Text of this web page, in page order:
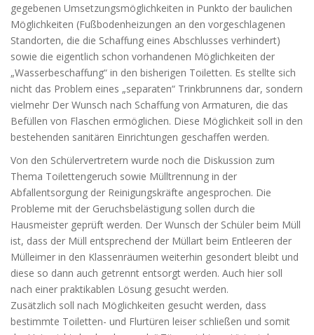
gegebenen Umsetzungsmöglichkeiten in Punkto der baulichen
Möglichkeiten (Fußbodenheizungen an den vorgeschlagenen
Standorten, die die Schaffung eines Abschlusses verhindert)
sowie die eigentlich schon vorhandenen Möglichkeiten der
„Wasserbeschaffung“ in den bisherigen Toiletten. Es stellte sich
nicht das Problem eines „separaten“ Trinkbrunnens dar, sondern
vielmehr Der Wunsch nach Schaffung von Armaturen, die das
Befüllen von Flaschen ermöglichen. Diese Möglichkeit soll in den
bestehenden sanitären Einrichtungen geschaffen werden.
Von den Schülervertretern wurde noch die Diskussion zum
Thema Toilettengeruch sowie Mülltrennung in der
Abfallentsorgung der Reinigungskräfte angesprochen. Die
Probleme mit der Geruchsbelästigung sollen durch die
Hausmeister geprüft werden. Der Wunsch der Schüler beim Müll
ist, dass der Müll entsprechend der Müllart beim Entleeren der
Mülleimer in den Klassenräumen weiterhin gesondert bleibt und
diese so dann auch getrennt entsorgt werden. Auch hier soll
nach einer praktikablen Lösung gesucht werden.
Zusätzlich soll nach Möglichkeiten gesucht werden, dass
bestimmte Toiletten- und Flurtüren leiser schließen und somit